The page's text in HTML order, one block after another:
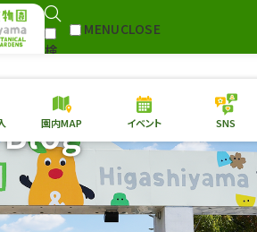
検
MENUCLOSE
本日の開園情報 チケ
園内MAP イベント
総合案内
園内MAP イベント SNS